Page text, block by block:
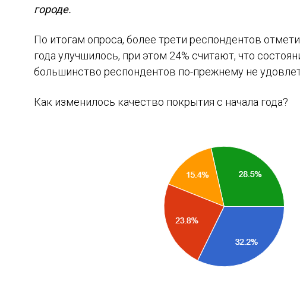
городе.
По итогам опроса, более трети респондентов
года улучшилось, при этом 24% считают, что
большинство респондентов по-прежнему не
Как изменилось качество покрытия с начала года?